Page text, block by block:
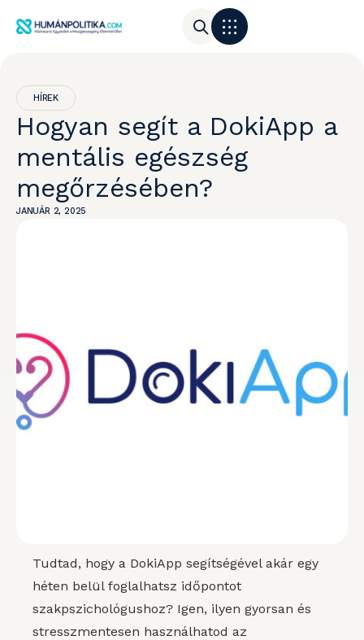
HÍREK
Hogyan segít a DokiApp a
mentális egészség
megőrzésében?
JANUÁR 2, 2025
Tudtad, hogy a DokiApp segítségével akár egy
héten belül foglalhatsz időpontot
szakpszichológushoz? Igen, ilyen gyorsan és
stresszmentesen használhatod az